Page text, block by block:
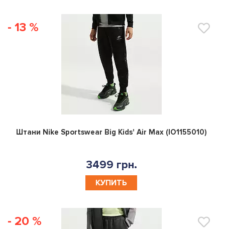
- 13 %
0
Штани Nike Sportswear Big Kids' Air Max (IO1155010)
3499 грн.
КУПИТЬ
- 20 %